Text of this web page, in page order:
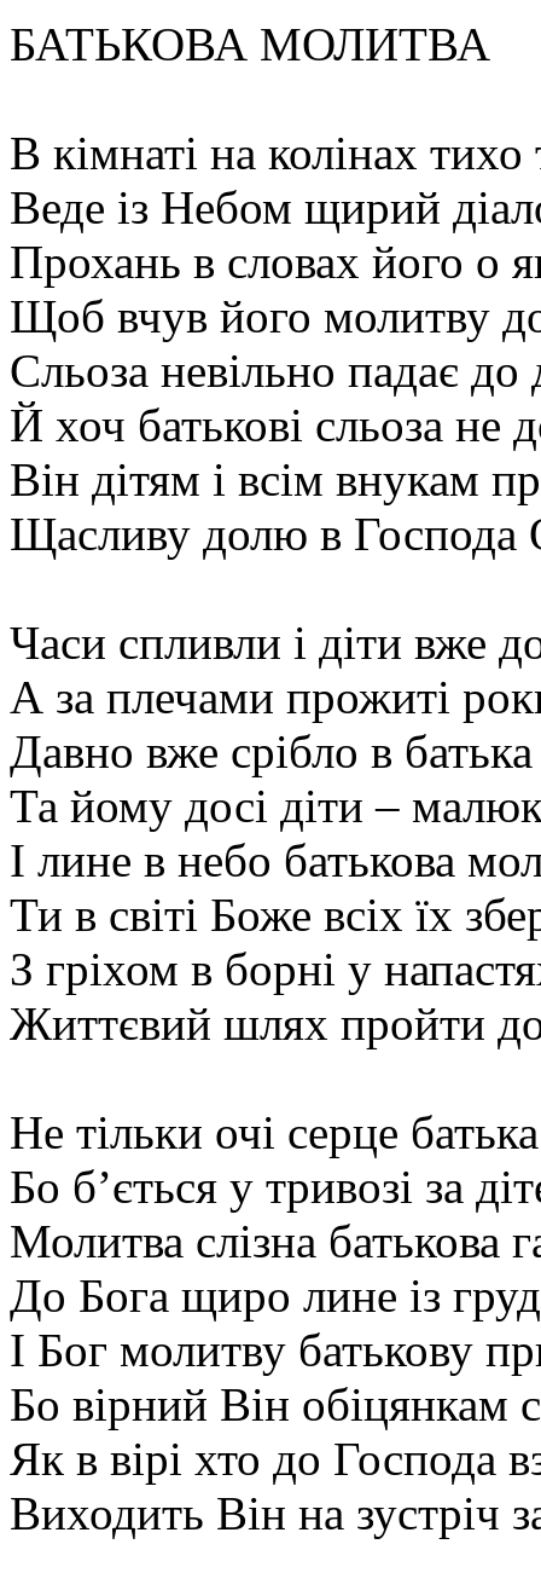
БАТЬКОВА МОЛИТВА
В кімнаті на колінах тихо
Веде із Небом щирий
Прохань в словах його о
Щоб вчув його молитву
Сльоза невільно падає до
Й хоч батькові сльоза не
Він дітям і всім внукам
Щасливу долю в Господа
Часи спливли і діти вже
А за плечами прожиті
Давно вже срібло в батька
Та йому досі діти –
І лине в небо батькова
Ти в світі Боже всіх їх
З гріхом в борні у
Життєвий шлях пройти
Не тільки очі серце
Бо б’ється у тривозі за
Молитва слізна батькова
До Бога щиро лине із
І Бог молитву батькову
Бо вірний Він обіцянкам
Як в вірі хто до Господа
Виходить Він на зустріч